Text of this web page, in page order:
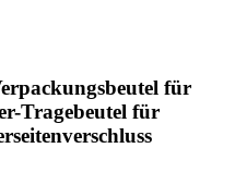
für
Tragebeutel für